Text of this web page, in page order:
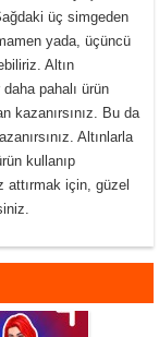
üç simgeden
yada, üçüncü
Altın
pahalı ürün
kazanırsınız. Bu da
Altınlarla
kullanıp
attırmak için, güzel